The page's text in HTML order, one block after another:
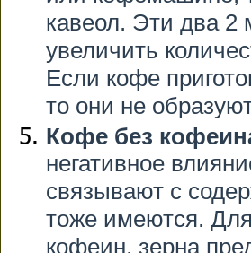
кавеол. Эти два 2
увеличить
Если кофе
то они не
Кофе без
негативное
связывают с
тоже имеются.